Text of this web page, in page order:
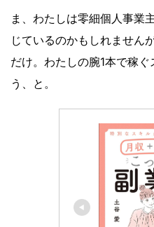
ま、わたしは零細個人事業
じているのかもしれません
だけ。わたしの腕1本で稼
う、と。